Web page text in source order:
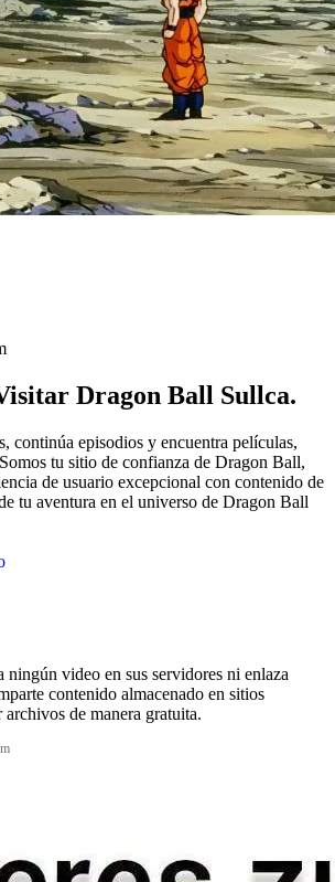
Dragon Ball Sullca.
continúa episodios y encuentra películas,
tu sitio de confianza de Dragon Ball,
de usuario excepcional con contenido de
tu aventura en el universo de Dragon Ball
ningún video en sus servidores ni enlaza
contenido almacenado en sitios
de manera gratuita.